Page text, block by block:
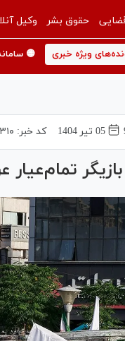
حقوق بشر وکیل
ویژه خبری 🟡
05 تير 1404 کد خبر:
تمام‌عیار